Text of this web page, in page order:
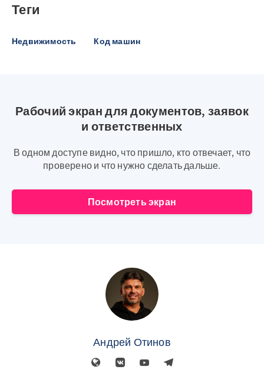
Теги
Недвижимость Код машин
Рабочий экран для документов, заявок
и ответственных
В одном доступе видно, что пришло, кто отвечает, что
проверено и что нужно сделать дальше.
Посмотреть экран
Андрей Отинов